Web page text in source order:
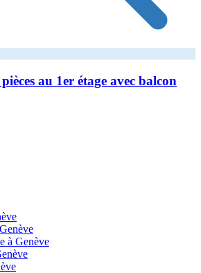
au 1er étage avec balcon
à Genève